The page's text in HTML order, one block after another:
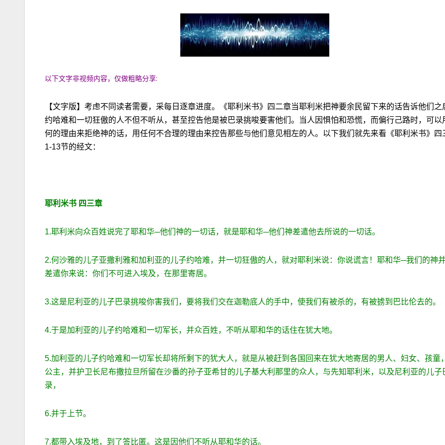
以下文字非视频内容，仅做粗略分享:
【文字版】考虑不同读者需要，采每日逐章进度。《耶利米书》四二章当耶利米把神要余民留下来的话告诉他们之
约哈难和一切狂傲的人不但不听从，甚至控告他是被巴录挑唆要害他们。当人因惧怕和恐慌，而偏行己路时，可以
何的理由来拒绝神的话，用任何不合理的理由来控告那些与他们意见相左的人。以下我们就先来看《耶利米书》四
1-13节的经文：
耶利米书 四三章
1.耶利米向众百姓说完了耶和华─他们神的一切话，就是耶和华─他们神差遣他去所说的一切话。
2.何沙雅的儿子亚撒利雅和加利亚的儿子约哈难，并一切狂傲的人，就对耶利米说：你说谎言！耶和华─我们的神
差遣你来说：你们不可进入埃及，在那里寄居。
3.这是尼利亚的儿子巴录挑唆你害我们，要将我们交在迦勒底人的手中，使我们有被杀的，有被掳到巴比伦去的。
4.于是加利亚的儿子约哈难和一切军长，并众百姓，不听从耶和华的话住在犹大地。
5.加利亚的儿子约哈难和一切军长却将所剩下的犹大人，就是从被赶到各国回来在犹大地寄居的男人、妇女、孩童
公主，并护卫长尼布撒拉旦所留在沙番的孙子亚希甘的儿子基大利那里的众人，与先知耶利米，以及尼利亚的儿子
录，
6.并于上节。
7.都带入埃及地，到了答比匿。这是因他们不听从耶和华的话。